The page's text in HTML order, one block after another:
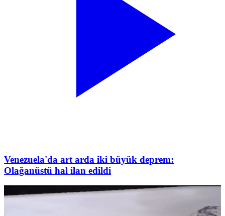
Venezuela'da art arda iki büyük deprem:
Olağanüstü hal ilan edildi